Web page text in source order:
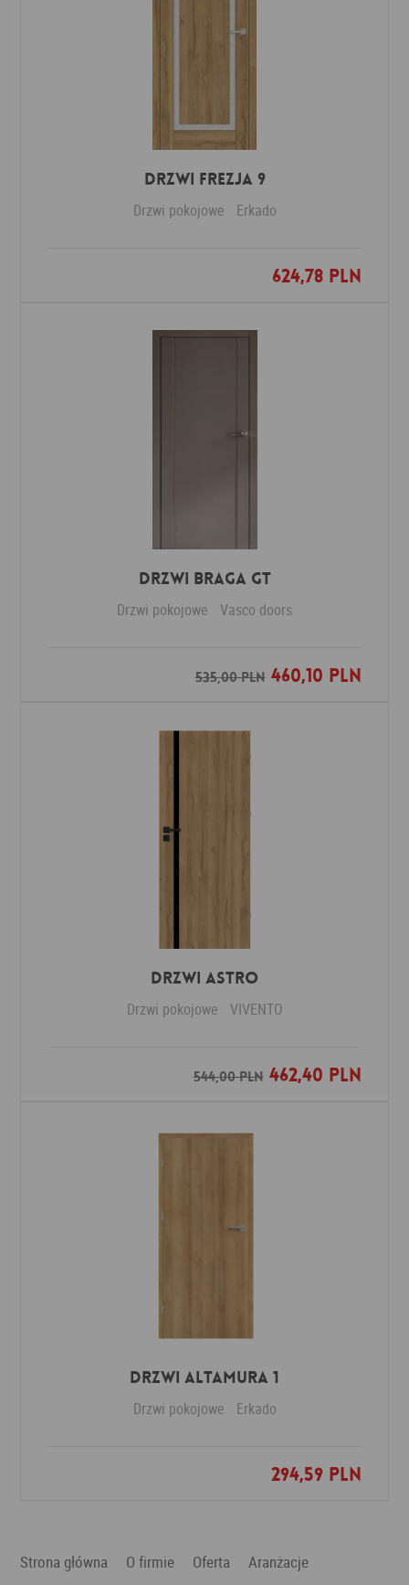
DRZWI FREZJA 9
Drzwi pokojowe Erkado
624,78 PLN
Dodaj do ulubionych
Drzwi Braga GT
Drzwi pokojowe Vasco doors
535,00 PLN460,10 PLN
Dodaj do ulubionych
Drzwi ASTRO
Drzwi pokojowe VIVENTO
544,00 PLN462,40 PLN
Dodaj do ulubionych
Drzwi Altamura 1
Drzwi pokojowe Erkado
294,59 PLN
Dodaj do ulubionych
Strona główna O firmie Oferta
Aranżacje